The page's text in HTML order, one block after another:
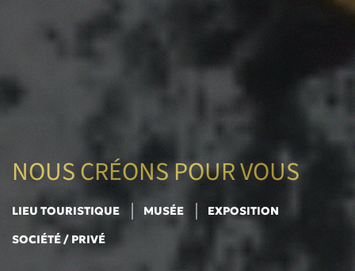
NOUS CRÉONS POUR VOUS
LIEU TOURISTIQUE MUSÉE
EXPOSITION
SOCIÉTÉ / PRIVÉ